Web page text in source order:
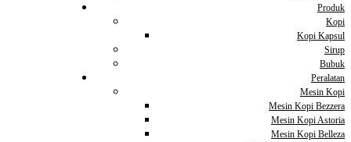
Produk
Kopi
Kopi Kapsul
Sirup
Bubuk
Peralatan
Mesin Kopi
Mesin Kopi Bezzera
Mesin Kopi Astoria
Mesin Kopi Belleza